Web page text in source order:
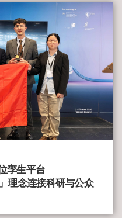
孪生平台
理念连接科研与公众